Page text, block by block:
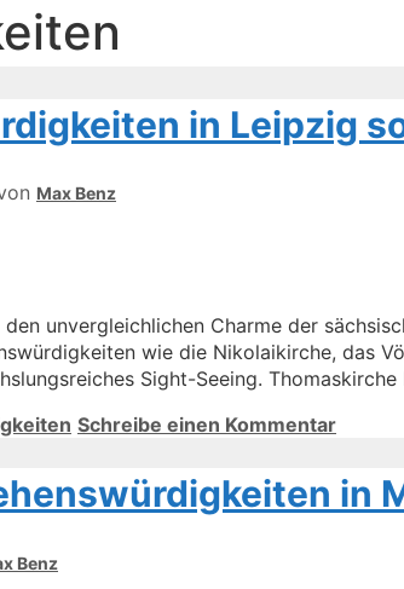
in Leipzig
Max Benz
unvergleichlichen Charme der
wie die Nikolaikirche, das
Sight-Seeing.
Schreibe einen Kommentar
in
Benz